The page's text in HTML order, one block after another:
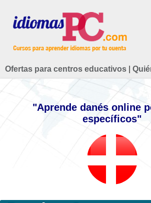
Ofertas para centros educativos
"Aprende danés online
específicos"